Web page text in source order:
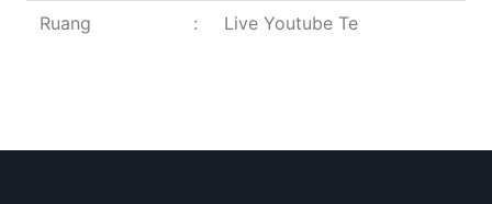
Ruang : Live Youtube Te